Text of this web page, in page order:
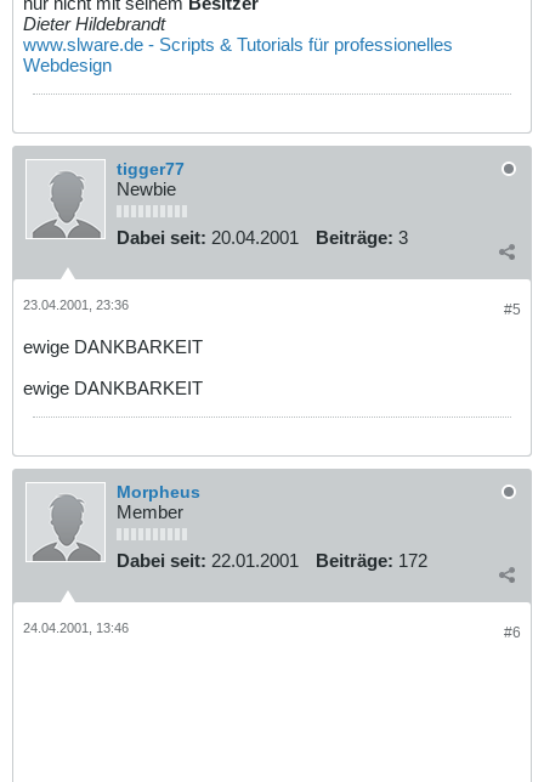
Dieter Hildebrandt
www.slware.de - Scripts & Tutorials für professionelles
Webdesign
tigger77
Newbie
Dabei seit: 20.04.2001 Beiträge: 3
#5
23.04.2001, 23:36
ewige DANKBARKEIT
ewige DANKBARKEIT
Morpheus
Member
Dabei seit: 22.01.2001 Beiträge: 172
#6
24.04.2001, 13:46